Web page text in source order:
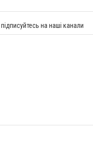
на наші канали